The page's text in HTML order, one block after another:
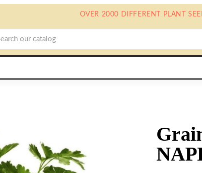
OVER 2000 DIFFERENT PLANT